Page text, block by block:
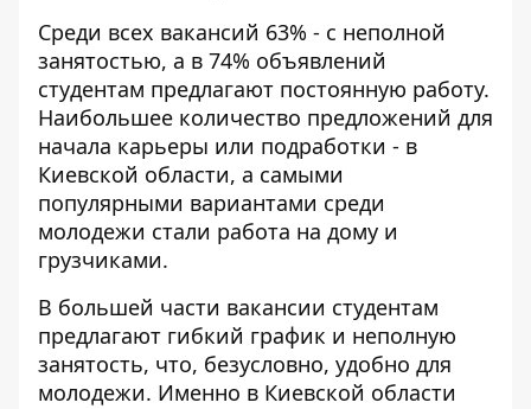
Среди всех вакансий 63% - с неполной
занятостью, а в 74% объявлений
студентам предлагают постоянную работу.
Наибольшее количество предложений для
начала карьеры или подработки - в
Киевской области, а самыми
популярными вариантами среди
молодежи стали работа на дому и
грузчиками.
В большей части вакансии студентам
предлагают гибкий график и неполную
занятость, что, безусловно, удобно для
молодежи. Именно в Киевской области